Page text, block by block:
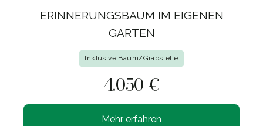
ERINNERUNGSBAUM IM EIGENEN
GARTEN
Inklusive Baum/Grabstelle
4.050 €
Mehr erfahren